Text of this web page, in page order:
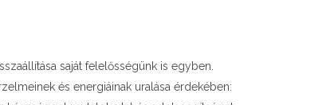
saját felelősségünk is egyben.
és energiáinak uralása érdekében: